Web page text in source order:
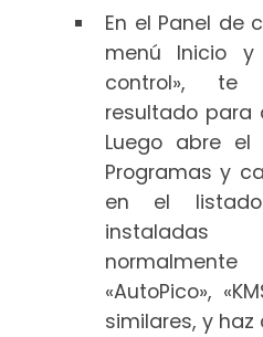
En el Panel de
menú Inicio y
control», te
resultado para
Luego abre el
Programas y
en el
«AutoPico»,
similares, y haz